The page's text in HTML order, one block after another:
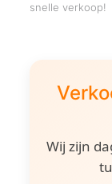
snelle verkoop!
Wij zijn